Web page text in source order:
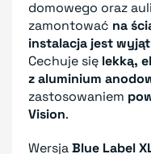
domowego oraz
zamontować na
instalacja jest
Cechuje się lekką,
z aluminium
zastosowaniem
Vision.
WersjaBlue Label